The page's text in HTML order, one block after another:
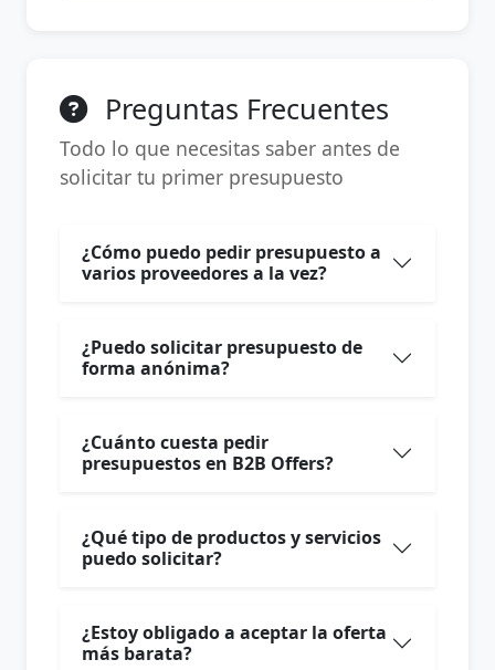
Preguntas Frecuentes
Todo lo que necesitas saber antes de
solicitar tu primer presupuesto
¿Cómo puedo pedir presupuesto a
varios proveedores a la vez?
¿Puedo solicitar presupuesto de
forma anónima?
¿Cuánto cuesta pedir
presupuestos en B2B Offers?
¿Qué tipo de productos y servicios
puedo solicitar?
¿Estoy obligado a aceptar la oferta
más barata?